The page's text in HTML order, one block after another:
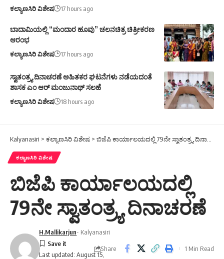
ಕಲ್ಯಾಣಸಿರಿ ವಿಶೇಷ 17 hours ago
ಬಾದಾಮಿಯಲ್ಲಿ “ಮಂದಾರ ಹೂವು” ಚಲನಚಿತ್ರ ಚಿತ್ರೀಕರಣ
ಆರಂಭ
ಕಲ್ಯಾಣಸಿರಿ ವಿಶೇಷ 17 hours ago
ಸ್ವಾತಂತ್ರ್ಯ ದಿನಾಚರಣೆ ಅಹಿತಕರ ಘಟನೆಗಳು ನಡೆಯದಂತೆ
ಶಾಸಕ ಎಂ ಆರ್ ಮಂಜುನಾಥ್ ಸಲಹೆ
ಕಲ್ಯಾಣಸಿರಿ ವಿಶೇಷ 18 hours ago
Kalyanasiri > ಕಲ್ಯಾಣಸಿರಿ ವಿಶೇಷ > ಬಿಜೆಪಿ ಕಾರ್ಯಾಲಯದಲ್ಲಿ 79ನೇ ಸ್ವಾತಂತ್ರ್ಯ ದಿನಾಚರಣೆ
ಕಲ್ಯಾಣಸಿರಿ ವಿಶೇಷ
ಬಿಜೆಪಿ ಕಾರ್ಯಾಲಯದಲ್ಲಿ
79ನೇ ಸ್ವಾತಂತ್ರ್ಯ ದಿನಾಚರಣೆ
Last updated: August 15,
H.Mallikarjun- Kalyanasiri
Share 1 Min Read